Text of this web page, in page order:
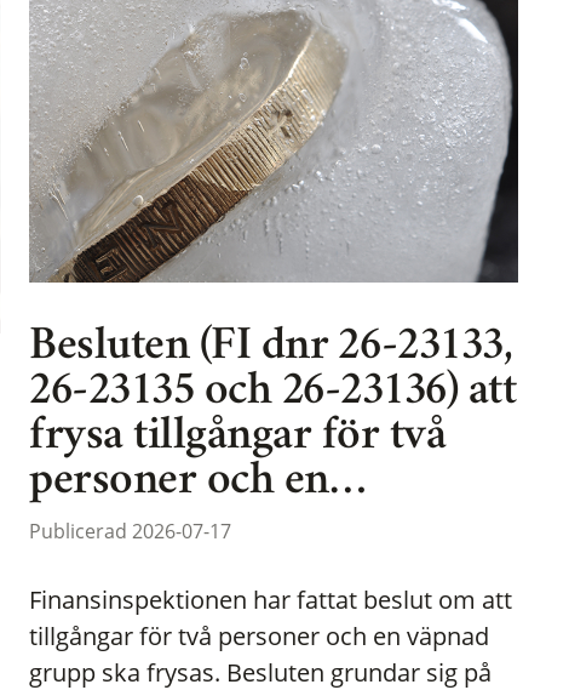
Besluten (FI dnr 26-23133,
26-23135 och 26-23136) att
frysa tillgångar för två
personer och en…
Publicerad 2026-07-17
Finansinspektionen har fattat beslut om att
tillgångar för två personer och en väpnad
grupp ska frysas. Besluten grundar sig på